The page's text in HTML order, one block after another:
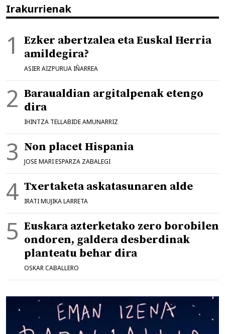
Irakurrienak
Ezker abertzalea eta Euskal Herria
amildegira?
ASIER AIZPURUA IÑARREA
Baraualdian argitalpenak etengo
dira
IHINTZA TELLABIDE AMUNARRIZ
Non placet Hispania
JOSE MARI ESPARZA ZABALEGI
Txertaketa askatasunaren alde
IRATI MUJIKA LARRETA
Euskara azterketako zero borobilen
ondoren, galdera desberdinak
planteatu behar dira
OSKAR CABALLERO